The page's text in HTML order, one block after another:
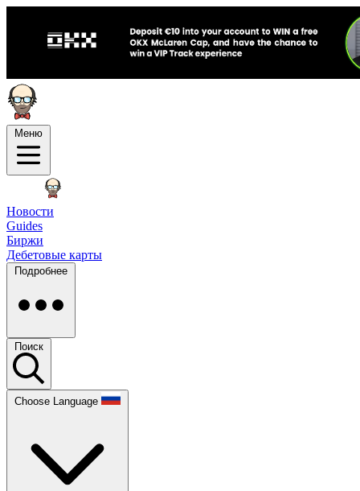
Меню
Новости
Guides
Биржи
Дебетовые карты
Подробнее
Поиск
Choose Language